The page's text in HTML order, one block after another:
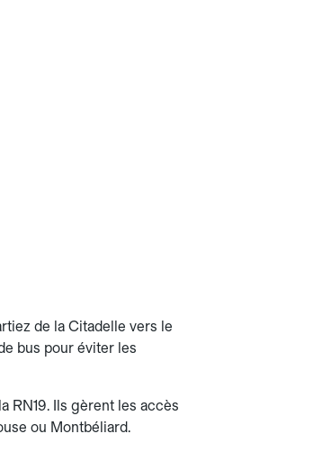
de la Citadelle vers le
bus pour éviter les
RN19. Ils gèrent les accès
ou Montbéliard.